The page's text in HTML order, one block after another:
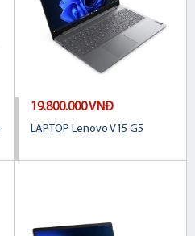
19.800.000 VNĐ
LAPTOP Lenovo V15 G5